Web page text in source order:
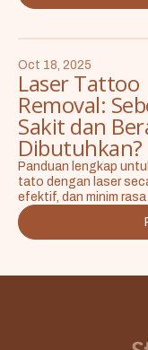
Oct 18, 2025
Laser Tattoo
Removal:
Sakit dan
Dibutuhkan?
Panduan lengkap
tato dengan laser
efektif, dan minim